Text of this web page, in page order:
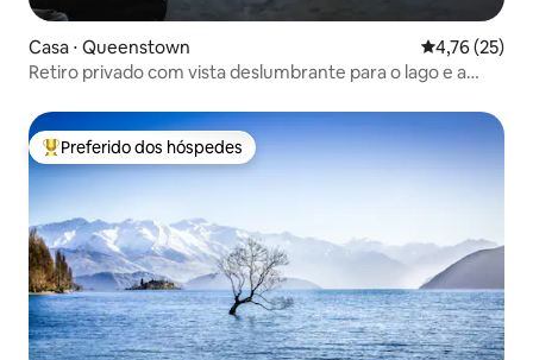
Casa ⋅ Queenstown 4,76 de uma
4,76 (25)
Retiro privado com vista deslumbrante para o lago e a
Entre os melhores preferidos dos hóspedes
Preferido dos hóspedes